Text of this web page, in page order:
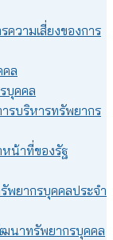
ความเสี่ยงของการ
ล
บุคคล
รบริหารทรัพยากร
หน้าที่ของรัฐ
ยากรบุคคลประจำ
นาทรัพยากรบุคคล